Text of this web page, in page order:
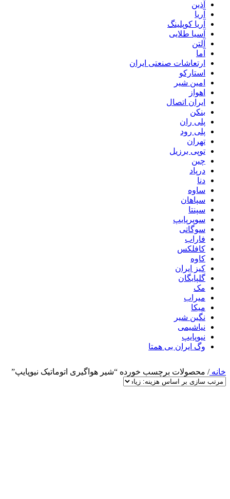
آذین
آریا
آریا کوپلینگ
آسیا طلایی
آلتن
آما
ارتعاشات صنعتی ایران
استارکو
امین شیر
اهواز
ایران اتصال
بنکن
پلی ران
پلی رود
تهران
توپی برزیل
چین
درپاد
دنا
ساوه
سپاهان
سپنتا
سوپرپایپ
سوگاتی
فاراب
کافلکس
کاوه
کیز ایران
گلپایگان
مک
میراب
میکا
نگین شیر
نیاشیمی
نیوپایپ
وگ ایران بی همتا
خانه/ محصولات برچسب خورده “شیر هواگیری اتوماتیک نیوپایپ”